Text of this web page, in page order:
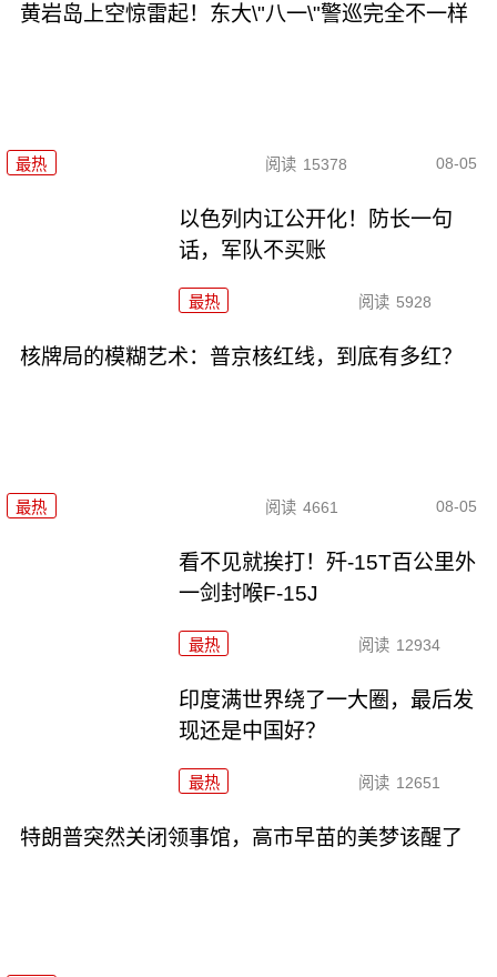
黄岩岛上空惊雷起！东大\"八一\"警巡完全不一样
最热 阅读 15378 08-05
以色列内讧公开化！防长一句
话，军队不买账
最热 阅读 5928
核牌局的模糊艺术：普京核红线，到底有多红？
最热 阅读 4661 08-05
看不见就挨打！歼-15T百公里外
一剑封喉F-15J
最热 阅读 12934
印度满世界绕了一大圈，最后发
现还是中国好？
最热 阅读 12651
特朗普突然关闭领事馆，高市早苗的美梦该醒了